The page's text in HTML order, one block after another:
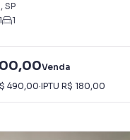
, SP
1
Venda
490,00·IPTU R$ 180,00